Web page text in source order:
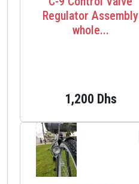
Regulator Assembly
whole...
1,200 Dhs